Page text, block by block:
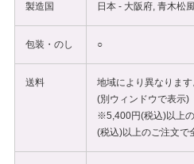
製造国 日本 - 大阪府, 青木松
包装・のし ○
送料 地域により異なりま
(別ウィンドウで表示)
※5,400円(税込)以上
(税込)以上のご注文で